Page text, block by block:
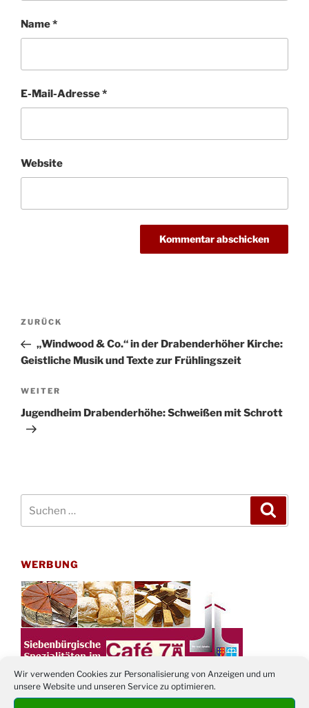
Wir verwenden Cookies zur Personalisierung von Anzeigen und um
unsere Website und unseren Service zu optimieren.
Name*
E-Mail-Adresse*
Website
Beitragsnavigation
Vorheriger
Beitrag
ZURÜCK
„Windwood & Co.“ in der Drabenderhöher Kirche:
Geistliche Musik und Texte zur Frühlingszeit
Nächster
Beitrag
WEITER
Jugendheim Drabenderhöhe: Schweißen mit Schrott
nach:
WERBUNG